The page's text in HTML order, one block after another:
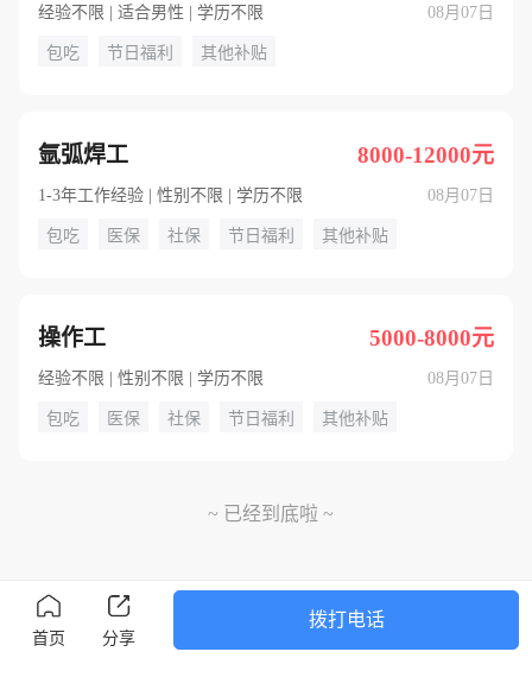
经验不限 | 适合男性 | 学历不限 08月07日
包吃 节日福利 其他补贴
氩弧焊工 8000-12000元
1-3年工作经验 | 性别不限 | 学历不限 08月07日
包吃 医保 社保 节日福利 其他补贴
操作工 5000-8000元
经验不限 | 性别不限 | 学历不限 08月07日
包吃 医保 社保 节日福利 其他补贴
~ 已经到底啦 ~
首页 分享
拨打电话